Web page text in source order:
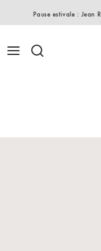
Pause estivale : Jean